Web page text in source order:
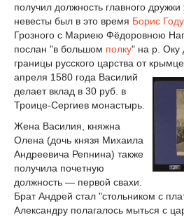
получил должность главного
невесты был в это время Борис
Грозного с Мариею Фёдоровною
послан "в большом полку" на р. Оку
границы русского царства от
апреля 1580 года Василий
делает вклад в 30 руб. в
Троице-Сергиев монастырь.
Жена Василия, княжна
Олена (дочь князя Михаила
Андреевича Репнина) также
получила почетную
должность — первой свахи.
Брат Андрей стал "стольником с
Александру полагалось мыться с